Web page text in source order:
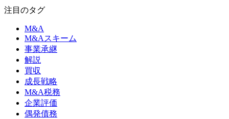
注目のタグ
M&A
M&Aスキーム
事業承継
解説
買収
成長戦略
M&A税務
企業評価
偶発債務